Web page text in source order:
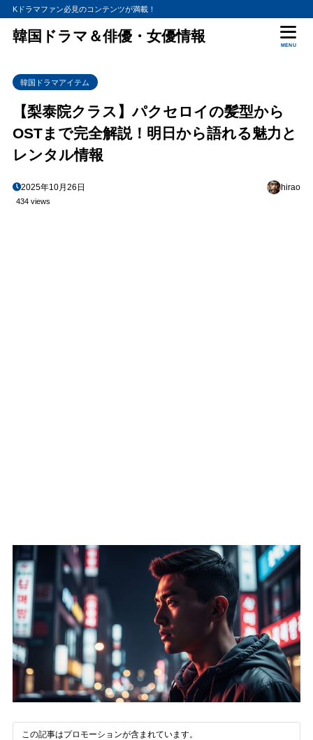
Kドラマファン必見のコンテンツが満載！
韓国ドラマ＆俳優・女優情報
MENU
韓国ドラマアイテム
【梨泰院クラス】パクセロイの髪型から
OSTまで完全解説！明日から語れる魅力と
レンタル情報
2025年10月26日 hirao
434 views
この記事はプロモーションが含まれています。